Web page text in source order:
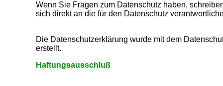
Wenn Sie Fragen zum Datenschutz haben,
sich direkt an die für den Datenschutz
Die Datenschutzerklärung wurde mit dem
erstellt.
Haftungsausschluß